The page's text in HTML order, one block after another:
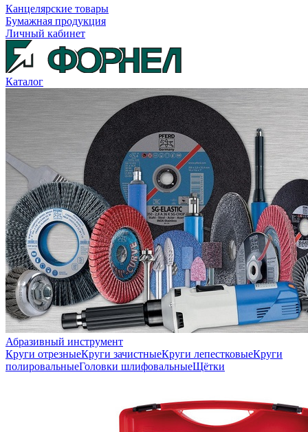
Канцелярские товары
Бумажная продукция
Личный кабинет
Каталог
Абразивный инструмент
Круги отрезныеКруги зачистныеКруги лепестковыеКруги
полировальныеГоловки шлифовальныеЩётки